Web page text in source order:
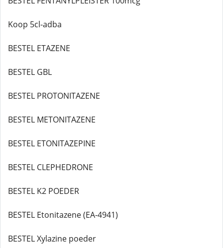
Koop 5cl-adba
BESTEL ETAZENE
BESTEL GBL
BESTEL PROTONITAZENE
BESTEL METONITAZENE
BESTEL ETONITAZEPINE
BESTEL CLEPHEDRONE
BESTEL K2 POEDER
BESTEL Etonitazene (EA-4941)
BESTEL Xylazine poeder